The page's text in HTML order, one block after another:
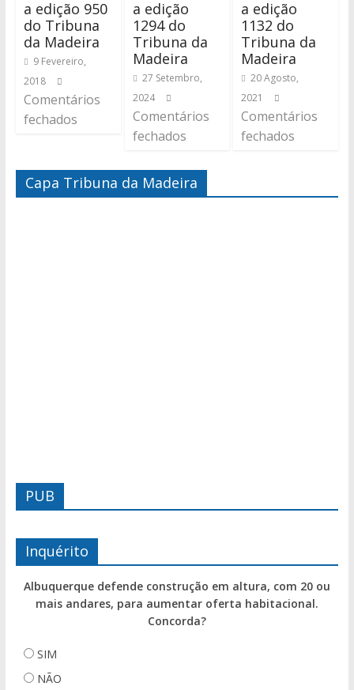
a edição 950
do Tribuna
da Madeira
9 Fevereiro,
2018
Comentários
fechados
a edição
1294 do
Tribuna da
Madeira
27 Setembro,
2024
Comentários
fechados
a edição
1132 do
Tribuna da
Madeira
20 Agosto,
2021
Comentários
fechados
Capa Tribuna da Madeira
PUB
Inquérito
Albuquerque defende construção em altura, com 20 ou
mais andares, para aumentar oferta habitacional.
Concorda?
SIM
NÃO